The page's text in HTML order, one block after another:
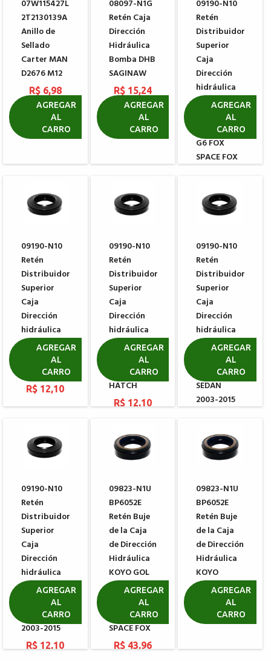
07W115427L
2T2130139A
Anillo de
Sellado
Carter MAN
D2676 M12
R$ 6,98
AGREGAR
AL
CARRO
08097-N1G
Retén Caja
Dirección
Hidráulica
Bomba DHB
SAGINAW
R$ 15,24
AGREGAR
AL
CARRO
09190-N10
Retén
Distribuidor
Superior
Caja
Dirección
hidráulica
KOYO GOL
VOYAGE
SAVEIRO G5
G6 FOX
SPACE FOX
AGREGAR
AL
CARRO
09190-N10
Retén
Distribuidor
Superior
Caja
Dirección
hidráulica
KOYO
VOLKSWAGEN
R$ 12,10
AGREGAR
AL
CARRO
09190-N10
Retén
Distribuidor
Superior
Caja
Dirección
hidráulica
KOYO
VOLKSWAGEN
HATCH
R$ 12,10
AGREGAR
AL
CARRO
09190-N10
Retén
Distribuidor
Superior
Caja
Dirección
hidráulica
KOYO
VOLKSWAGEN
POLO
SEDAN
2003-2015
AGREGAR
AL
CARRO
09190-N10
Retén
Distribuidor
Superior
Caja
Dirección
hidráulica
KOYO
VOLKSWAGEN
SPACEFOX
2003-2015
R$ 12,10
AGREGAR
AL
CARRO
09823-N1U
BP6052E
Retén Buje
de la Caja
de Dirección
Hidráulica
KOYO GOL
VOYAGE
SAVEIRO G5
G6 FOX
SPACE FOX
R$ 43,96
AGREGAR
AL
CARRO
09823-N1U
BP6052E
Retén Buje
de la Caja
de Dirección
Hidráulica
KOYO
VOLKSWAGEN
CROSSFOX
R$ 43,96
AGREGAR
AL
CARRO